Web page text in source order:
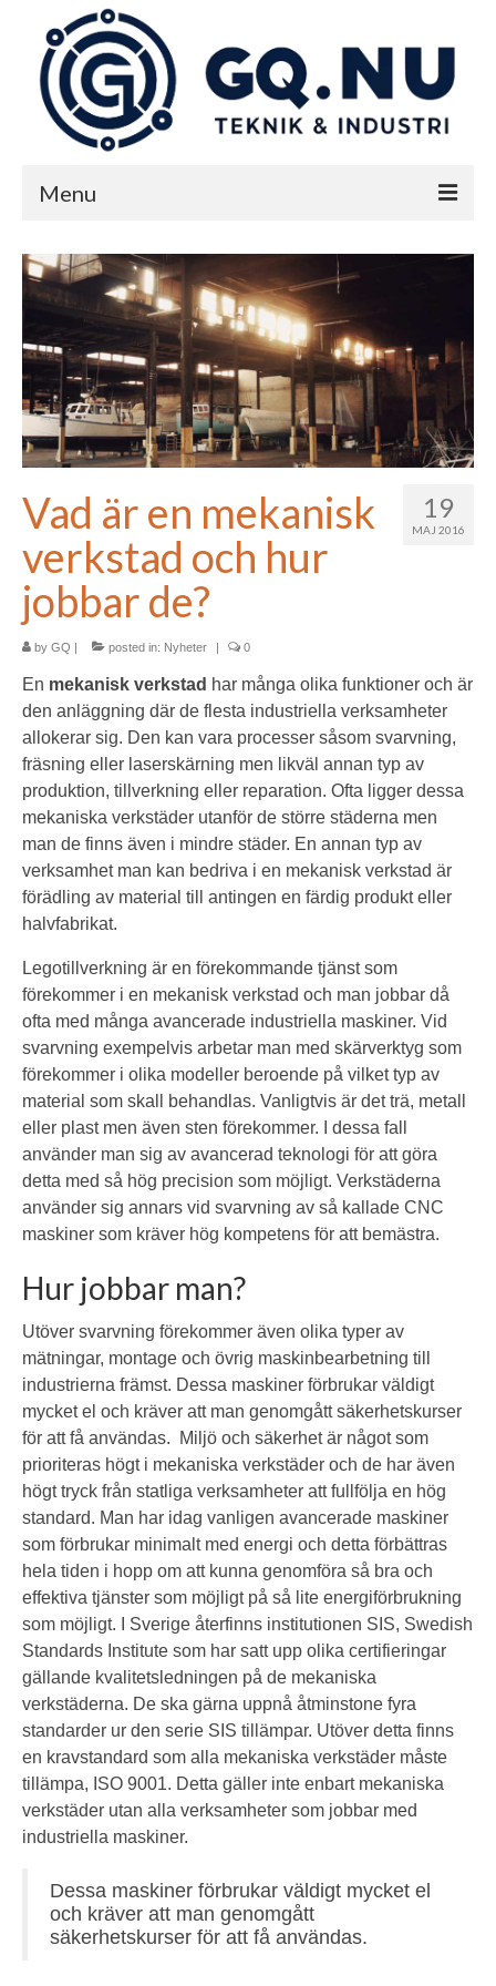
Menu
Start
Teknik & industri
Nyheter
Kontakta oss på GQ
19
MAJ 2016
Vad är en mekanisk
verkstad och hur
jobbar de?
by GQ | posted in: Nyheter | 0
En mekanisk verkstad har många olika funktioner och är
den anläggning där de flesta industriella verksamheter
allokerar sig. Den kan vara processer såsom svarvning,
fräsning eller laserskärning men likväl annan typ av
produktion, tillverkning eller reparation. Ofta ligger dessa
mekaniska verkstäder utanför de större städerna men
man de finns även i mindre städer. En annan typ av
verksamhet man kan bedriva i en mekanisk verkstad är
förädling av material till antingen en färdig produkt eller
halvfabrikat.
Legotillverkning är en förekommande tjänst som
förekommer i en mekanisk verkstad och man jobbar då
ofta med många avancerade industriella maskiner. Vid
svarvning exempelvis arbetar man med skärverktyg som
förekommer i olika modeller beroende på vilket typ av
material som skall behandlas. Vanligtvis är det trä, metall
eller plast men även sten förekommer. I dessa fall
använder man sig av avancerad teknologi för att göra
detta med så hög precision som möjligt. Verkstäderna
använder sig annars vid svarvning av så kallade CNC
maskiner som kräver hög kompetens för att bemästra.
Hur jobbar man?
Utöver svarvning förekommer även olika typer av
mätningar, montage och övrig maskinbearbetning till
industrierna främst. Dessa maskiner förbrukar väldigt
mycket el och kräver att man genomgått säkerhetskurser
för att få användas. Miljö och säkerhet är något som
prioriteras högt i mekaniska verkstäder och de har även
högt tryck från statliga verksamheter att fullfölja en hög
standard. Man har idag vanligen avancerade maskiner
som förbrukar minimalt med energi och detta förbättras
hela tiden i hopp om att kunna genomföra så bra och
effektiva tjänster som möjligt på så lite energiförbrukning
som möjligt. I Sverige återfinns institutionen SIS, Swedish
Standards Institute som har satt upp olika certifieringar
gällande kvalitetsledningen på de mekaniska
verkstäderna. De ska gärna uppnå åtminstone fyra
standarder ur den serie SIS tillämpar. Utöver detta finns
en kravstandard som alla mekaniska verkstäder måste
tillämpa, ISO 9001. Detta gäller inte enbart mekaniska
verkstäder utan alla verksamheter som jobbar med
industriella maskiner.
Dessa maskiner förbrukar väldigt mycket el
och kräver att man genomgått
säkerhetskurser för att få användas.